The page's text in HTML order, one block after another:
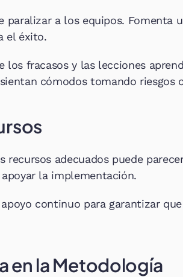
paralizar a los equipos. Fomenta
el éxito.
los fracasos y las lecciones
cómodos tomando riesgos
recursos adecuados puede
la implementación.
continuo para garantizar
en la Metodología